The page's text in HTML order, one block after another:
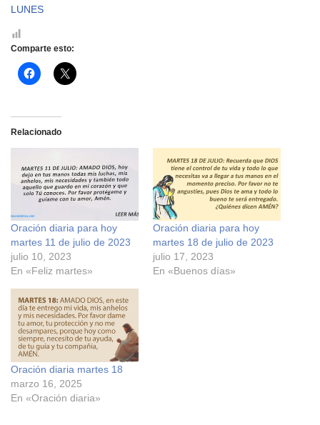
LUNES
Comparte esto:
H
a
i
c
p
a
a
c
o
m
p
r
t
i
r
e
n
F
c
e
b
o
o
k
(
S
e
b
r
e
H
a
a
a
c
o
m
p
r
t
r
n
X
S
e
a
b
r
e
e
n
u
n
a
v
e
Relacionado
Oración diaria para hoy
martes 11 de julio de 2023
julio 10, 2023
En «Feliz martes»
Oración diaria para hoy
martes 18 de julio de 2023
julio 17, 2023
En «Buenos días»
Oración diaria martes 18
marzo 16, 2025
En «Oración diaria»